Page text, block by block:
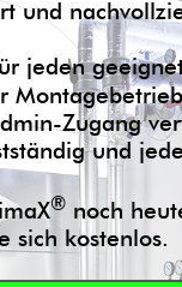
und
jeden
Zugang
und
® noch
sich kostenlos.